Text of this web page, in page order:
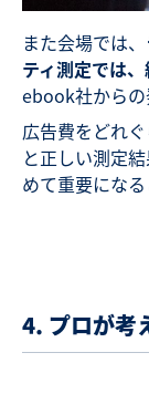
また会場では、
ティ測定では
ebook社からの
広告費をどれ
と正しい測定
めて重要になる
4. プロが考